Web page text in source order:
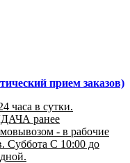
прием заказов)
часа в сутки.
ранее
- в рабочие
Суббота С 10:00 до